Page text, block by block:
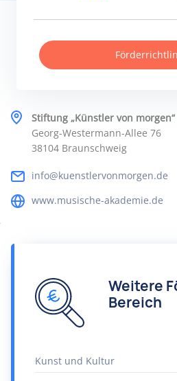
Stiftung „Künstler von morgen“
Georg-Westermann-Allee 76
38104 Braunschweig
info@kuenstlervonmorgen.de
www.musische-akademie.de
Weitere
Bereich